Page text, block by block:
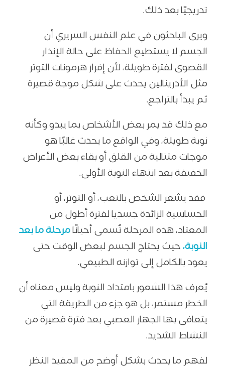
تدريجيًا بعد ذلك.
ويرى الباحثون في علم النفس السريري أن
الجسم لا يستطيع الحفاظ على حالة الإنذار
القصوى لفترة طويلة، لأن إفراز هرمونات التوتر
مثل الأدرينالين يحدث على شكل موجة قصيرة
ثم يبدأ بالتراجع.
مع ذلك قد يمر بعض الأشخاص بما يبدو وكأنه
نوبة طويلة، وفي الواقع ما يحدث غالبًا هو
موجات متتالية من القلق أو بقاء بعض الأعراض
الخفيفة بعد انتهاء النوبة الأولى.
فقد يشعر الشخص بالتعب، أو التوتر، أو
الحساسية الزائدة جسديا لفترة أطول من
المعتاد، هذه المرحلة تُسمى أحيانًا مرحلة ما بعد
النوبة، حيث يحتاج الجسم لبعض الوقت حتى
يعود بالكامل إلى توازنه الطبيعي.
يُعرف هذا الشعور بامتداد النوبة وليس معناه أن
الخطر مستمر، بل هو جزء من الطريقة التي
يتعافى بها الجهاز العصبي بعد فترة قصيرة من
النشاط الشديد.
لفهم ما يحدث بشكل أوضح من المفيد النظر